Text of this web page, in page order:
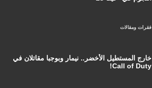
فقرات ومقالات
خارج المستطيل الأخضر.. نيمار وبوجبا مقاتلان في
Call of Duty!